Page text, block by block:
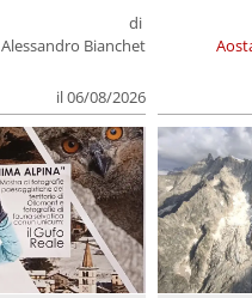
di
Alessandro Bianchet
il 06/08/2026